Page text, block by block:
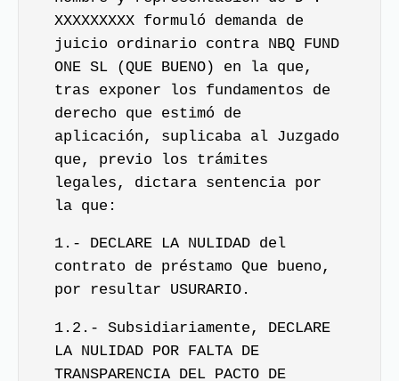
XXXXXXXXX formuló demanda de
juicio ordinario contra NBQ FUND
ONE SL (QUE BUENO) en la que,
tras exponer los fundamentos de
derecho que estimó de
aplicación, suplicaba al Juzgado
que, previo los trámites
legales, dictara sentencia por
la que:
1.- DECLARE LA NULIDAD del
contrato de préstamo Que bueno,
por resultar USURARIO.
1.2.- Subsidiariamente, DECLARE
LA NULIDAD POR FALTA DE
TRANSPARENCIA DEL PACTO DE